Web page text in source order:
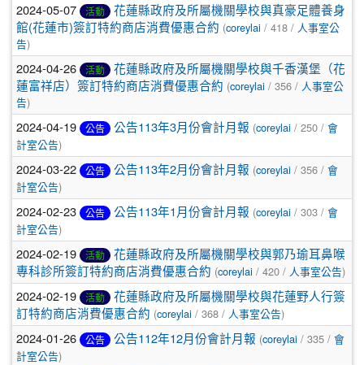
2024-05-07 活動
花蓮縣政府及所屬機關學校與真豪足體養身
館(花蓮市)簽訂特約商店消費優惠合約 (coreylai / 418 / 人事室公
告)
2024-04-26 活動
花蓮縣政府及所屬機關學校與千香漢堡（花
蓮富祥店）簽訂特約商店消費優惠合約 (coreylai / 356 / 人事室公
告)
2024-04-19 公告 公告113年3月份會計月報 (coreylai / 250 / 會
計室公告)
2024-03-22 公告 公告113年2月份會計月報 (coreylai / 356 / 會
計室公告)
2024-02-23 公告 公告113年1月份會計月報 (coreylai / 303 / 會
計室公告)
2024-02-19 活動
花蓮縣政府及所屬機關學校與郭乃瑜耳鼻喉
專科診所簽訂特約商店消費優惠合約 (coreylai / 420 / 人事室公告)
2024-02-19 活動
花蓮縣政府及所屬機關學校與花蓮野人行簽
訂特約商店消費優惠合約 (coreylai / 368 / 人事室公告)
2024-01-26 公告 公告112年12月份會計月報 (coreylai / 335 / 會
計室公告)